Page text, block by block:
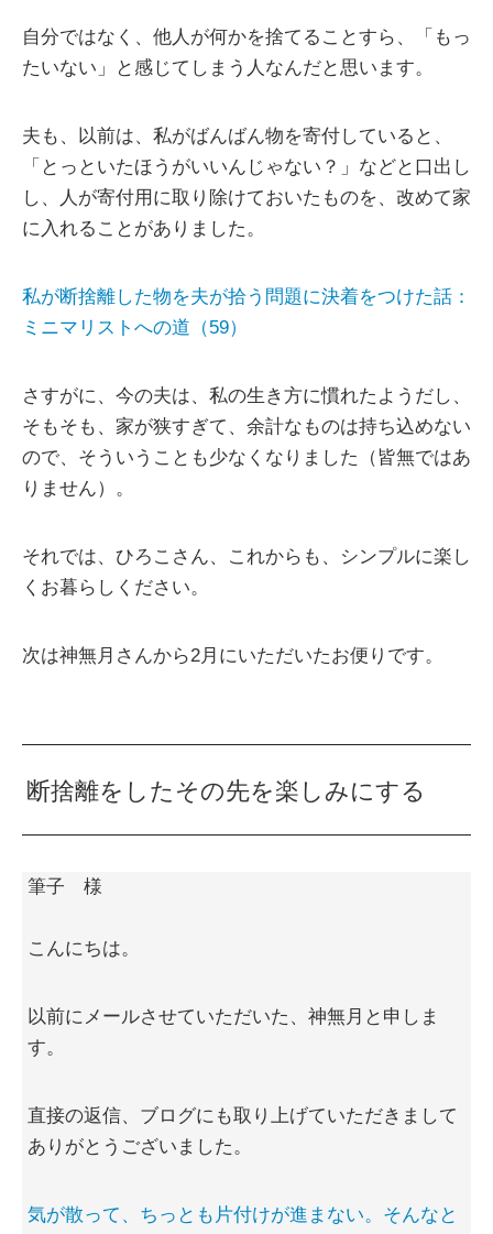
自分ではなく、他人が何かを捨てることすら、「もっ
たいない」と感じてしまう人なんだと思います。
夫も、以前は、私がばんばん物を寄付していると、
「とっといたほうがいいんじゃない？」などと口出し
し、人が寄付用に取り除けておいたものを、改めて家
に入れることがありました。
私が断捨離した物を夫が拾う問題に決着をつけた話：
ミニマリストへの道（59）
さすがに、今の夫は、私の生き方に慣れたようだし、
そもそも、家が狭すぎて、余計なものは持ち込めない
ので、そういうことも少なくなりました（皆無ではあ
りません）。
それでは、ひろこさん、これからも、シンプルに楽し
くお暮らしください。
次は神無月さんから2月にいただいたお便りです。
断捨離をしたその先を楽しみにする
筆子 様
こんにちは。
以前にメールさせていただいた、神無月と申しま
す。
直接の返信、ブログにも取り上げていただきまして
ありがとうございました。
気が散って、ちっとも片付けが進まない。そんなと